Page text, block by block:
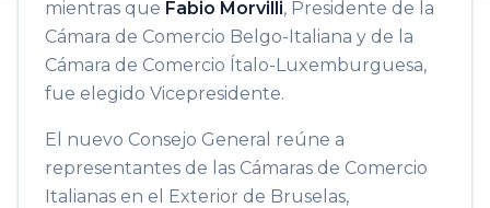
mientras que Fabio Morvilli, Presidente de la
Cámara de Comercio Belgo-Italiana y de la
Cámara de Comercio Ítalo-Luxemburguesa,
fue elegido Vicepresidente.
El nuevo Consejo General reúne a
representantes de las Cámaras de Comercio
Italianas en el Exterior de Bruselas,